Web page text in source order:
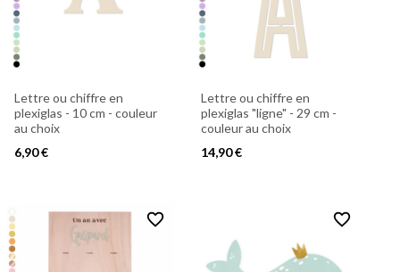
Lettre ou chiffre en
plexiglas - 10 cm - couleur
au choix
6,90 €
Lettre ou chiffre en
plexiglas "ligne" - 29 cm -
couleur au choix
14,90 €
favorite_border favorite_border